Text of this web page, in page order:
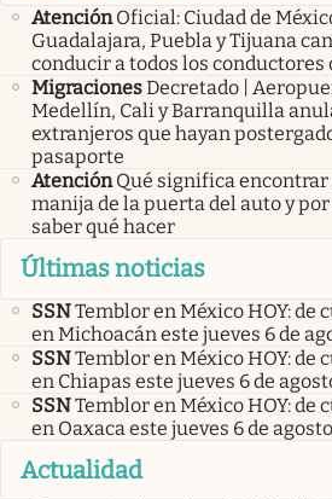
Atención Oficial: Ciudad de
Guadalajara, Puebla y Tijuana
conducir a todos los conductores
MigracionesDecretado |
Medellín, Cali y Barranquilla
extranjeros que hayan
pasaporte
Atención Qué significa encontrar
manija de la puerta del auto y
saber qué hacer
Últimas noticias
SSNTemblor en México HOY:
en Michoacán este jueves 6 de
SSNTemblor en México HOY:
en Chiapas este jueves 6 de
SSNTemblor en México HOY:
en Oaxaca este jueves 6 de agosto
Actualidad